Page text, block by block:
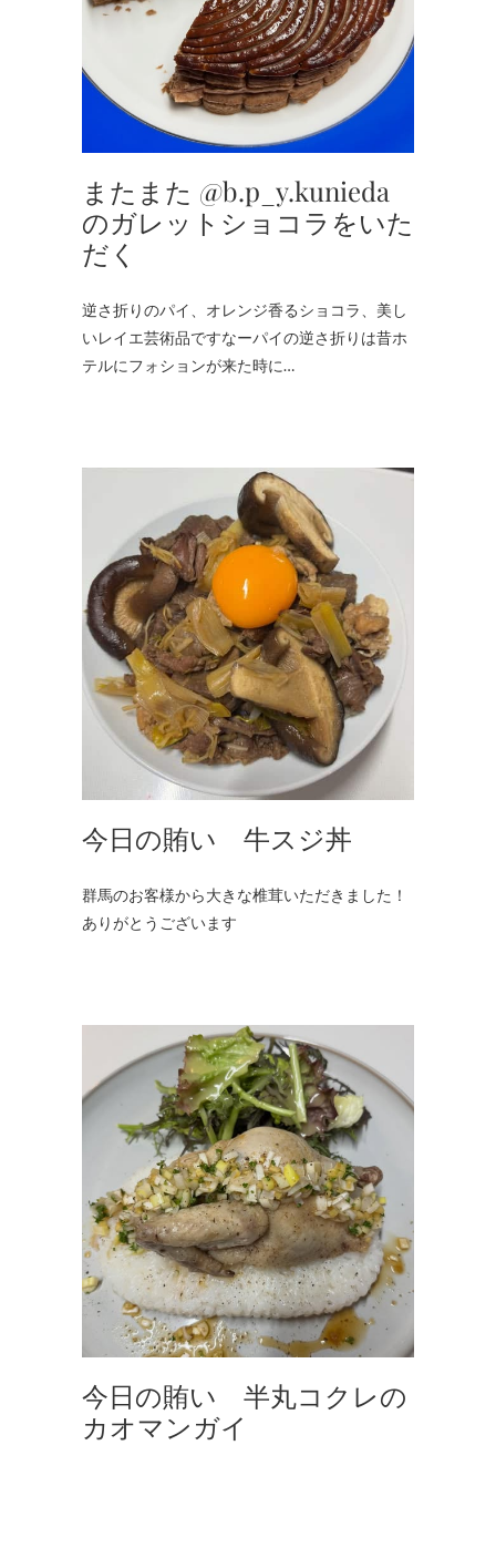
またまた @b.p_y.kunieda
のガレットショコラをいた
だく
逆さ折りのパイ、オレンジ香るショコラ、美し
いレイエ芸術品ですなーパイの逆さ折りは昔ホ
テルにフォションが来た時に…
今日の賄い 牛スジ丼
群馬のお客様から大きな椎茸いただきました！
ありがとうございます
今日の賄い 半丸コクレの
カオマンガイ